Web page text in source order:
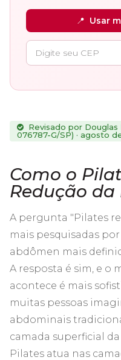
📍 Usar
Revisado por Douglas
076787-G/SP) · agosto
Como o
Redução
A pergunta "Pilates
mais pesquisadas
abdômen mais
A resposta é sim, e o
acontece é mais
muitas pessoas
abdominais
camada superficial
Pilates atua nas